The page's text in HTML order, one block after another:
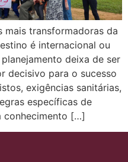
mais transformadoras da
é internacional ou
deixa de ser
decisivo para o sucesso
exigências sanitárias,
específicas de
conhecimento […]